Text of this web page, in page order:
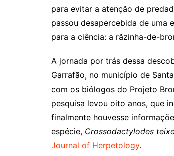
para evitar a atenção de
passou desapercebida de uma
para a ciência: a rãzinha-de-
A jornada por trás dessa
Garrafão, no município de
com os biólogos do Projeto
pesquisa levou oito anos, que
finalmente houvesse
espécie, Crossodactylodes
Journal of Herpetology.